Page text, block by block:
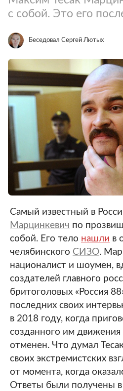
с собой. Это его
Беседовал Сергей Лютых
Самый известный в
Марцинкевич по
собой. Его тело нашли в
челябинского СИЗО.
националист и шоумен,
создателей главного
бритоголовых «Россия
последних своих
в 2018 году, когда
созданного им движения
отменен. Что думал
своих экстремистских
от момента, когда
Ответы были получены